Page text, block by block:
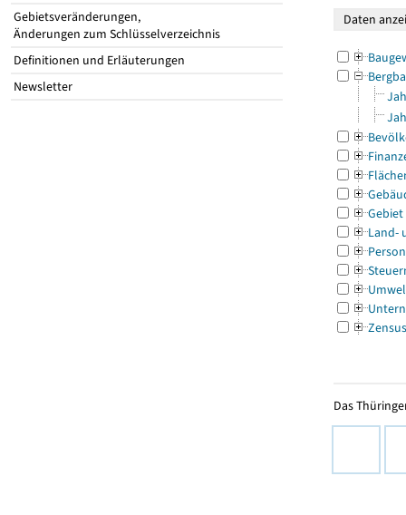
Gebietsveränderungen,
Änderungen zum Schlüsselverzeichnis
Definitionen und Erläuterungen
Newsletter
Gebiet
Land-
Zensus
Das